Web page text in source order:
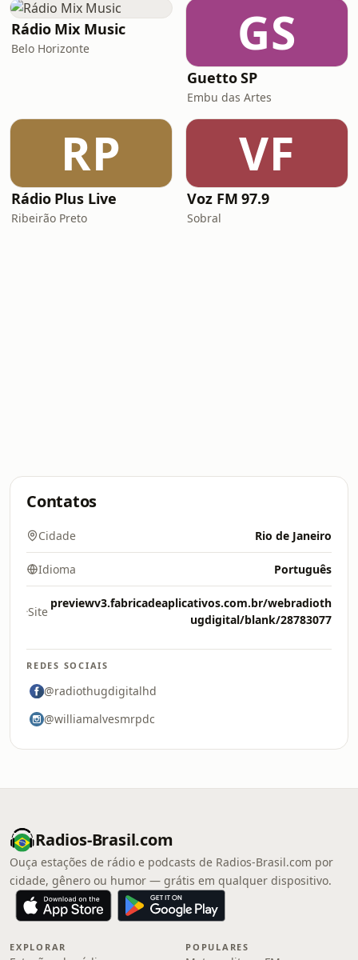
Rádio Mix Music
Belo Horizonte GS
Guetto SP
Embu das Artes
RP
Rádio Plus Live
Ribeirão Preto
VF
Voz FM 97.9
Sobral
Contatos
Cidade Rio de Janeiro
Idioma Português
Site
previewv3.fabricadeaplicativos.com.br/webradioth
ugdigital/blank/28783077
REDES SOCIAIS
@radiothugdigitalhd
@williamalvesmrpdc
Radios-Brasil.com
Ouça estações de rádio e podcasts de Radios-Brasil.com por
cidade, gênero ou humor — grátis em qualquer dispositivo.
EXPLORAR POPULARES